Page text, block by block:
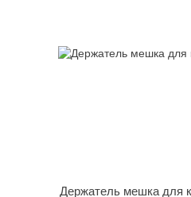
Держатель мешка для